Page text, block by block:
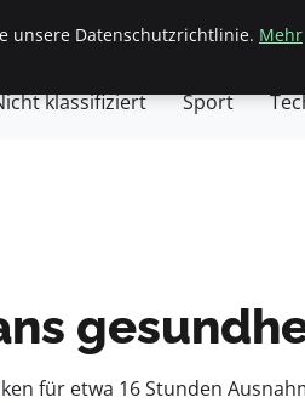
/ Mode Geschäft
klassifiziert Sport
für etwa 16 Stunden
unsere Datenschutzrichtlinie. Mehr